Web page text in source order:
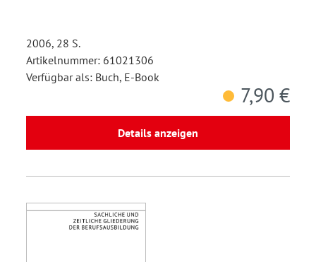
2006, 28 S.
Artikelnummer: 61021306
Verfügbar als: Buch, E-Book
7,90 €
Details anzeigen